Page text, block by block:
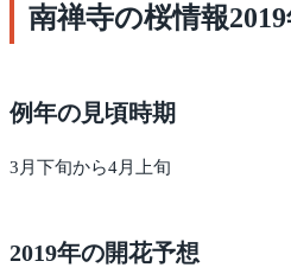
南禅寺の桜情報
例年の見頃時期
3月下旬から4月上旬
2019年の開花予想